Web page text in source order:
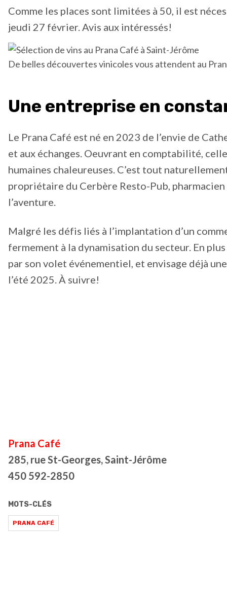
Comme les places sont limitées à 50, il est
jeudi 27 février. Avis aux intéressés!
De belles découvertes vinicoles vous attendent au
Une entreprise en
Le Prana Café est né en 2023 de l’envie de
et aux échanges. Oeuvrant en comptabilité,
humaines chaleureuses. C’est tout
propriétaire du Cerbère Resto-Pub,
l’aventure.
Malgré les défis liés à l’implantation d’un
fermement à la dynamisation du secteur. En
par son volet événementiel, et envisage déjà
l’été 2025. À suivre!
Prana Café
285, rue St-Georges, Saint-Jérôme
450 592-2850
MOTS-CLÉS
PRANA CAFÉ